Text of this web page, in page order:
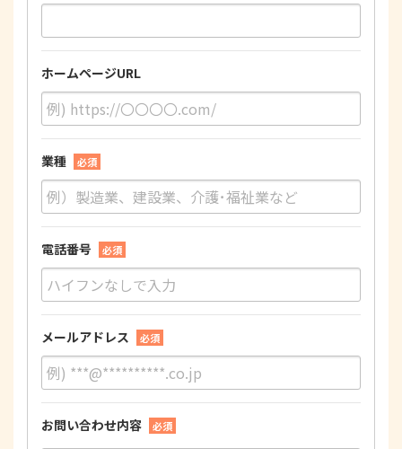
ホームページURL
業種 必須
電話番号 必須
メールアドレス 必須
お問い合わせ内容 必須